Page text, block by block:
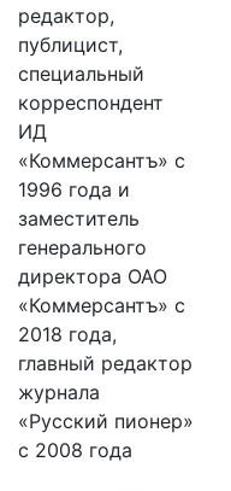
редактор,
публицист,
специальный
корреспондент
ИД
«Коммерсантъ» с
1996 года и
заместитель
генерального
директора ОАО
«Коммерсантъ» с
2018 года,
главный редактор
журнала
«Русский пионер»
с 2008 года